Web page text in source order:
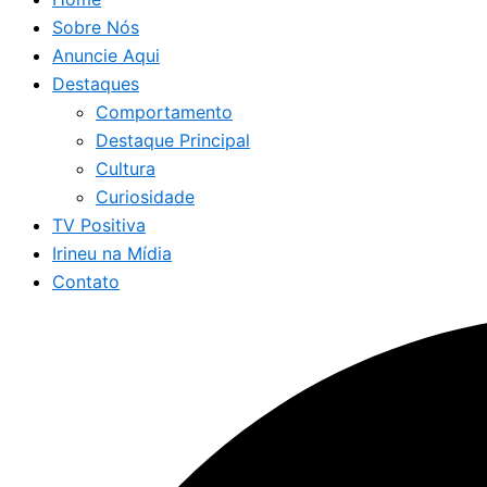
Sobre Nós
Anuncie Aqui
Destaques
Comportamento
Destaque Principal
Cultura
Curiosidade
TV Positiva
Irineu na Mídia
Contato